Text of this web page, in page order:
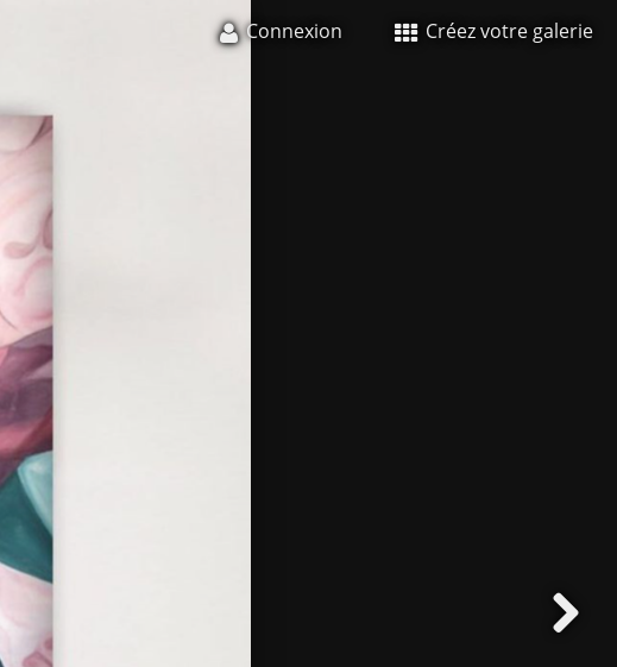
Connexion Créez votre galerie